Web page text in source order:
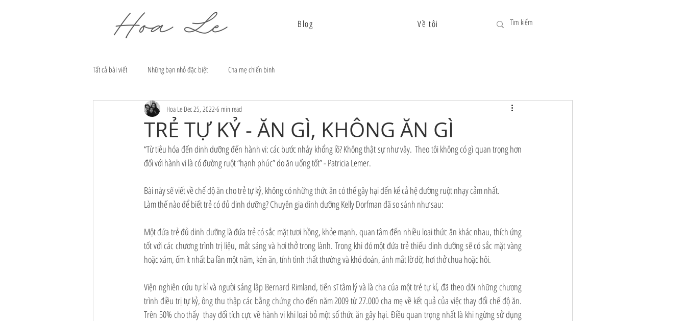
Blog Về tôi
Tất cả bài viết Những bạn nhỏ đặc biệt Cha mẹ chiến binh
TRẺ TỰ KỶ - ĂN GÌ, KHÔNG ĂN GÌ
Hoa Le Dec 25, 2022 6 min read
“Từ tiêu hóa đến dinh dưỡng đến hành vi: các bước nhảy khổng lồ? Không thật sự như vậy.  Theo tôi không có gì quan trọng hơn
đối với hành vi là có đường ruột “hạnh phúc” do ăn uống tốt” - Patricia Lemer.
Bài này sẽ viết về chế độ ăn cho trẻ tự kỷ, không có những thức ăn có thể gây hại đến kể cả hệ đường ruột nhạy cảm nhất.
Làm thế nào để biết trẻ có đủ dinh dưỡng? Chuyên gia dinh dưỡng Kelly Dorfman đã so sánh như sau:
Một đứa trẻ đủ dinh dưỡng là đứa trẻ có sắc mặt tươi hồng, khỏe mạnh, quan tâm đến nhiều loại thức ăn khác nhau, thích ứng
tốt với các chương trình trị liệu, mắt sáng và hơi thở trong lành. Trong khi đó một đứa trẻ thiếu dinh dưỡng sẽ có sắc mặt vàng
hoặc xám, ốm ít nhất ba lần một năm, kén ăn, tính tình thất thường và khó đoán, ánh mắt lờ đờ, hơi thở chua hoặc hôi.
Viện nghiên cứu tự kỉ và người sáng lập Bernard Rimland, tiến sĩ tâm lý và là cha của một trẻ tự kỉ, đã theo dõi những chương
trình điều trị tự kỷ, ông thu thập các bằng chứng cho đến năm 2009 từ 27.000 cha mẹ về kết quả của việc thay đổi chế độ ăn.
Trên 50% cho thấy  thay đổi tích cực về hành vi khi loại bỏ một số thức ăn gây hại. Điều quan trọng nhất là khi ngừng sử dụng